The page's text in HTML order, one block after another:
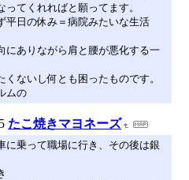
てくれればと願ってます。
平日の休み＝病院みたいな生活
にありながら肩と腰が悪化する一
ないし何とも困ったものです。
ムの
たこ焼きマヨネーズ
に乗って職場に行き、その後は銀